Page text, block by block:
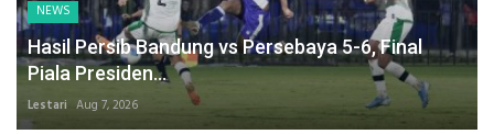
NEWS
Hasil Persib Bandung vs Persebaya 5-6, Final
Piala Presiden...
Lestari Aug 7, 2026